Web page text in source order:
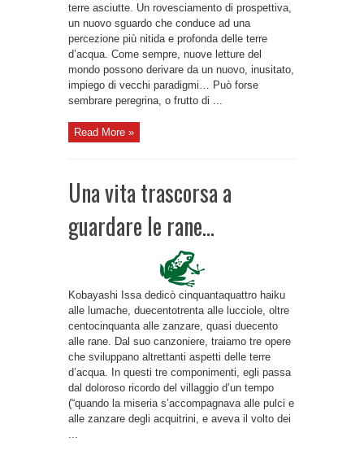
terre asciutte. Un rovesciamento di prospettiva,
un nuovo sguardo che conduce ad una
percezione più nitida e profonda delle terre
d’acqua. Come sempre, nuove letture del
mondo possono derivare da un nuovo, inusitato,
impiego di vecchi paradigmi… Può forse
sembrare peregrina, o frutto di ...
Read More »
Una vita trascorsa a
guardare le rane…
Kobayashi Issa dedicò cinquantaquattro haiku
alle lumache, duecentotrenta alle lucciole, oltre
centocinquanta alle zanzare, quasi duecento
alle rane. Dal suo canzoniere, traiamo tre opere
che sviluppano altrettanti aspetti delle terre
d’acqua. In questi tre componimenti, egli passa
dal doloroso ricordo del villaggio d’un tempo
(“quando la miseria s’accompagnava alle pulci e
alle zanzare degli acquitrini, e aveva il volto dei
...